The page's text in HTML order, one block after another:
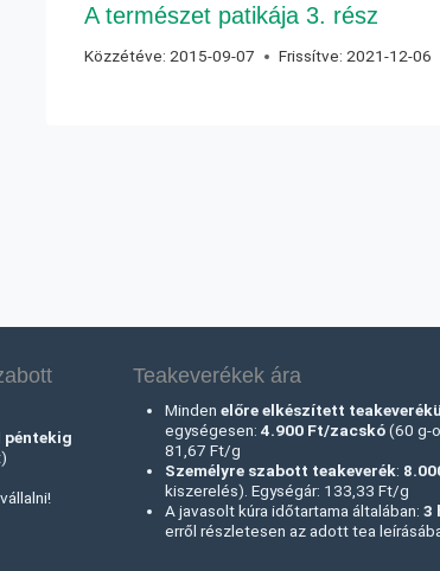
A természet patikája 3. rész
Közzétéve: 2015-09-07 Frissítve: 2021-12-06
Teakeverékek ára
Mindenelőre elkészített
egységesen:4.900 Ft/zacskó(60 g-
81,67 Ft/g
Személyre szabott teakeverék:
kiszerelés). Egységár: 133,33 Ft/g
A javasolt kúra időtartama általában: 3
erről részletesen az adott tea